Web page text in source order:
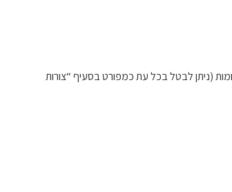
(ניתן לבטל בכל עת כמפורט בסעיף “צורות